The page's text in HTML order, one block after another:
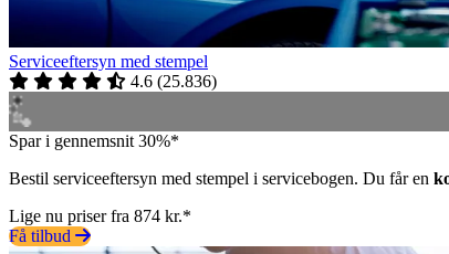
Serviceeftersyn med stempel
4.6 (25.836)
Spar i gennemsnit 30%*
Bestil serviceeftersyn med stempel i servicebogen. Du får en
Lige nu priser fra 874 kr.*
Få tilbud